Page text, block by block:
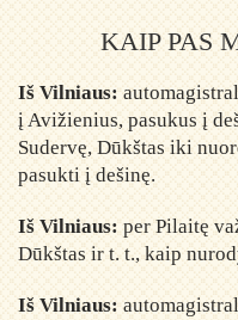
KAIP PAS
Iš Vilniaus:
į Avižienius, pasukus į
Sudervę, Dūkštas iki
pasukti į dešinę.
Iš Vilniaus: per Pilaitę
Dūkštas ir t. t., kaip
Iš Vilniaus: